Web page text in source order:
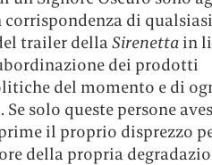
di
trailer della Sirenetta in
dei prodotti
del momento e di
solo queste persone
il proprio disprezzo
della propria